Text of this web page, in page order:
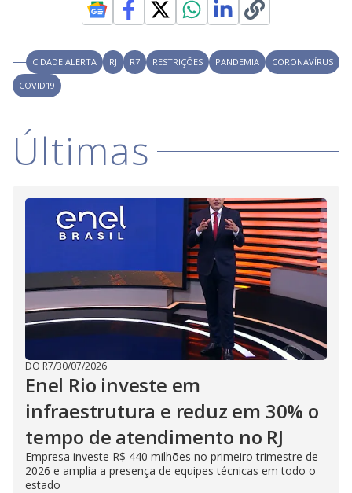
V
i
e
o
CIDADE ALERTA RJ R7 RESTRIÇÕES PANDEMIA
CORONAVÍRUS
COVID19
Últimas
DO R7/30/07/2026
Enel Rio investe em
infraestrutura e reduz em 30% o
tempo de atendimento no RJ
Empresa investe R$ 440 milhões no primeiro trimestre de
2026 e amplia a presença de equipes técnicas em todo o
estado